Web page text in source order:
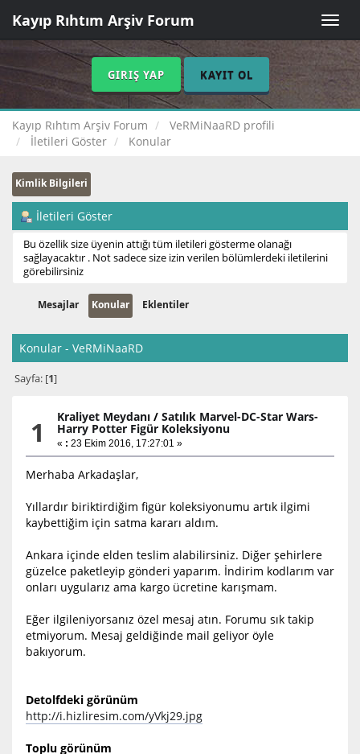
Toggle
Kayıp Rıhtım Arşiv Forum
GIRIŞ YAP KAYIT OL
Kayıp Rıhtım Arşiv Forum
VeRMiNaaRD profili
İletileri Göster
Konular
Kimlik Bilgileri
İletileri Göster
Bu özellik size üyenin attığı tüm iletileri gösterme olanağı
sağlayacaktır . Not sadece size izin verilen bölümlerdeki iletilerini
görebilirsiniz
Mesajlar Konular Eklentiler
Konular - VeRMiNaaRD
Sayfa: [1]
1 Kraliyet Meydanı /Satılık Marvel-DC-Star Wars-
Harry Potter Figür Koleksiyonu
« : 23 Ekim 2016, 17:27:01 »
Merhaba Arkadaşlar,
Yıllardır biriktirdiğim figür koleksiyonumu artık ilgimi
kaybettiğim için satma kararı aldım.
Ankara içinde elden teslim alabilirsiniz. Diğer şehirlere
güzelce paketleyip gönderi yaparım. İndirim kodlarım var
onları uygularız ama kargo ücretine karışmam.
Eğer ilgileniyorsanız özel mesaj atın. Forumu sık takip
etmiyorum. Mesaj geldiğinde mail geliyor öyle
bakıyorum.
Detolfdeki görünüm
http://i.hizliresim.com/yVkj29.jpg
Toplu görünüm